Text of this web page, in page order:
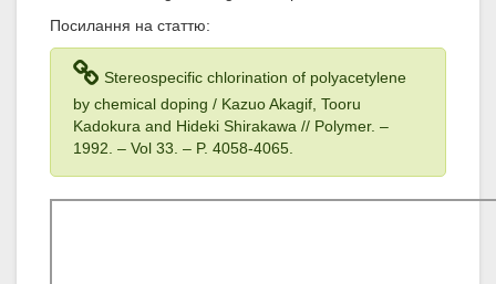
Посилання на статтю:
Stereospecific chlorination of polyacetylene
by chemical doping / Kazuo Akagif, Tooru
Kadokura and Hideki Shirakawa // Polymer. –
1992 . – Vol 33 . – P. 4058-4065.